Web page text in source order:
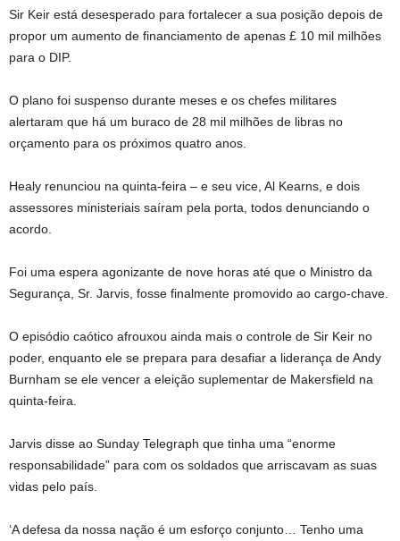
Sir Keir está desesperado para fortalecer a sua posição depois de
propor um aumento de financiamento de apenas £ 10 mil milhões
para o DIP.
O plano foi suspenso durante meses e os chefes militares
alertaram que há um buraco de 28 mil milhões de libras no
orçamento para os próximos quatro anos.
Healy renunciou na quinta-feira – e seu vice, Al Kearns, e dois
assessores ministeriais saíram pela porta, todos denunciando o
acordo.
Foi uma espera agonizante de nove horas até que o Ministro da
Segurança, Sr. Jarvis, fosse finalmente promovido ao cargo-chave.
O episódio caótico afrouxou ainda mais o controle de Sir Keir no
poder, enquanto ele se prepara para desafiar a liderança de Andy
Burnham se ele vencer a eleição suplementar de Makersfield na
quinta-feira.
Jarvis disse ao Sunday Telegraph que tinha uma “enorme
responsabilidade” para com os soldados que arriscavam as suas
vidas pelo país.
‘A defesa da nossa nação é um esforço conjunto… Tenho uma